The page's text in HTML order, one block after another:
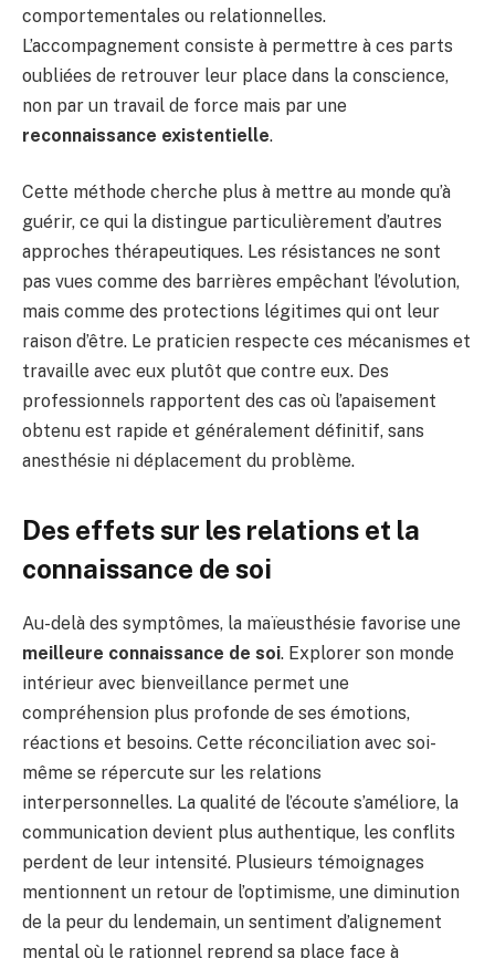
comportementales ou relationnelles.
L’accompagnement consiste à permettre à ces parts
oubliées de retrouver leur place dans la conscience,
non par un travail de force mais par une
reconnaissance existentielle.
Cette méthode cherche plus à mettre au monde qu’à
guérir, ce qui la distingue particulièrement d’autres
approches thérapeutiques. Les résistances ne sont
pas vues comme des barrières empêchant l’évolution,
mais comme des protections légitimes qui ont leur
raison d’être. Le praticien respecte ces mécanismes et
travaille avec eux plutôt que contre eux. Des
professionnels rapportent des cas où l’apaisement
obtenu est rapide et généralement définitif, sans
anesthésie ni déplacement du problème.
Des effets sur les relations et la
connaissance de soi
Au-delà des symptômes, la maïeusthésie favorise une
meilleure connaissance de soi. Explorer son monde
intérieur avec bienveillance permet une
compréhension plus profonde de ses émotions,
réactions et besoins. Cette réconciliation avec soi-
même se répercute sur les relations
interpersonnelles. La qualité de l’écoute s’améliore, la
communication devient plus authentique, les conflits
perdent de leur intensité. Plusieurs témoignages
mentionnent un retour de l’optimisme, une diminution
de la peur du lendemain, un sentiment d’alignement
mental où le rationnel reprend sa place face à